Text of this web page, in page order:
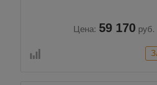
Цена: 59 170 руб.